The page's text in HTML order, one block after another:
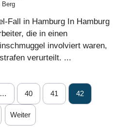
Berg
Fall in Hamburg In Hamburg
die in einen
involviert waren,
verurteilt. ...
… 40 41 42
Weiter